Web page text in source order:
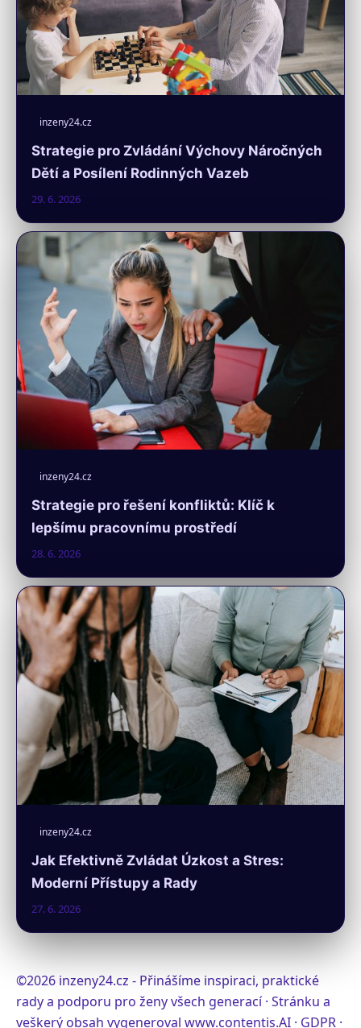
inzeny24.cz
Strategie pro Zvládání Výchovy Náročných
Dětí a Posílení Rodinných Vazeb
29. 6. 2026
inzeny24.cz
Strategie pro řešení konfliktů: Klíč k
lepšímu pracovnímu prostředí
28. 6. 2026
inzeny24.cz
Jak Efektivně Zvládat Úzkost a Stres:
Moderní Přístupy a Rady
27. 6. 2026
©2026 inzeny24.cz - Přinášíme inspiraci, praktické
rady a podporu pro ženy všech generací · Stránku a
veškerý obsah vygeneroval www.contentis.AI · GDPR ·